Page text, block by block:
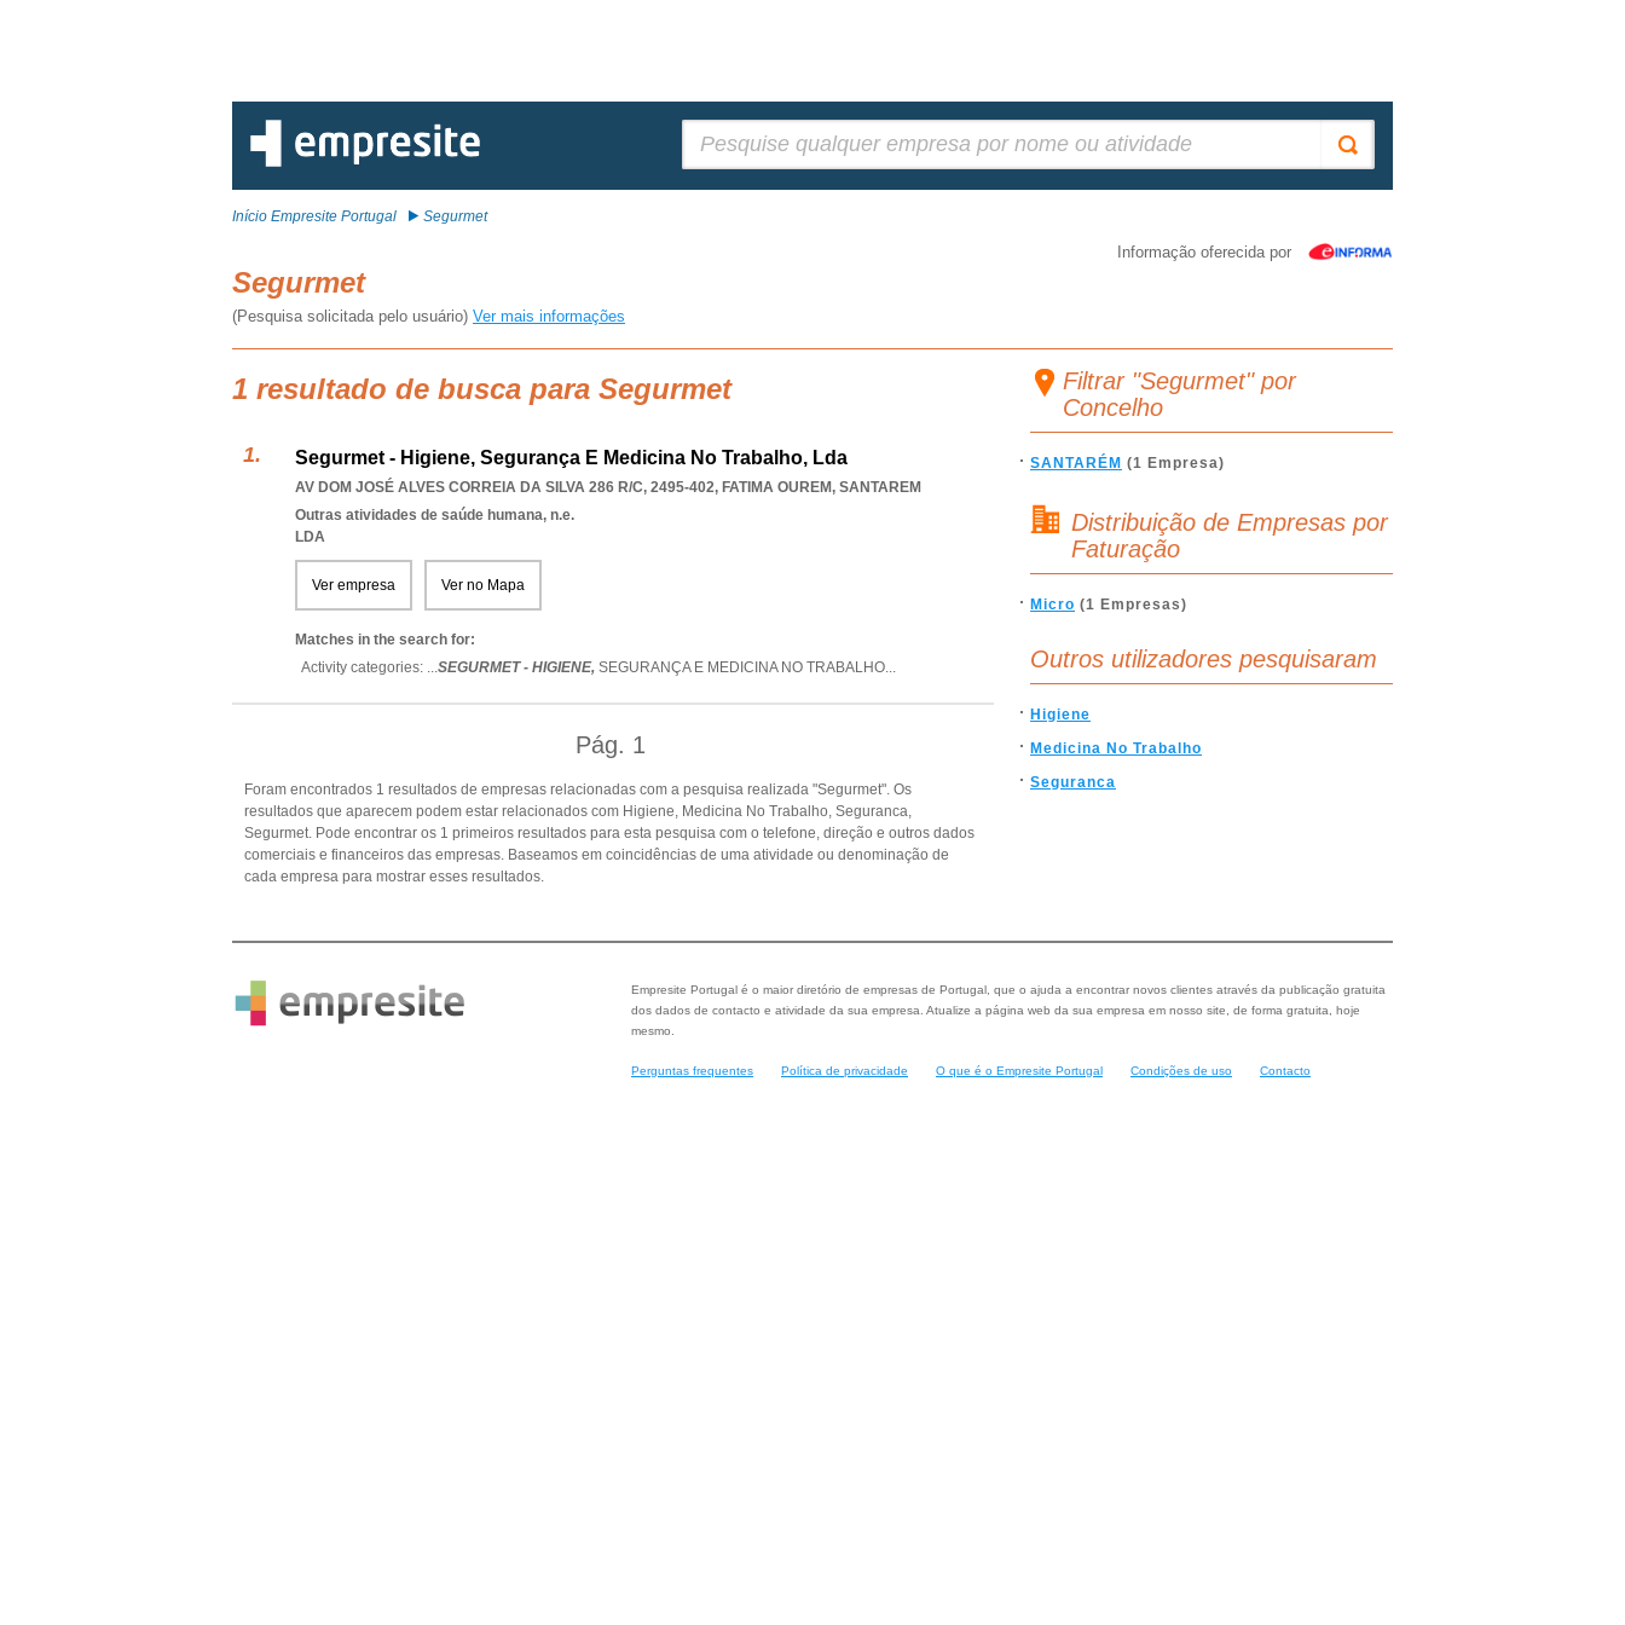
Início Empresite Portugal Segurmet
Informação oferecida por
Segurmet
(Pesquisa solicitada pelo usuário) Ver mais informações
1 resultado de busca para Segurmet
Segurmet - Higiene, Segurança E Medicina No Trabalho, Lda
AV DOM JOSÉ ALVES CORREIA DA SILVA 286 R/C, 2495-402, FATIMA OUREM, SANTAREM
Outras atividades de saúde humana, n.e.
LDA
Ver empresa Ver no Mapa
Matches in the search for:
Activity categories: ...SEGURMET - HIGIENE, SEGURANÇA E MEDICINA NO TRABALHO...
Pág. 1
Foram encontrados 1 resultados de empresas relacionadas com a pesquisa realizada "Segurmet". Os
resultados que aparecem podem estar relacionados com Higiene, Medicina No Trabalho, Seguranca,
Segurmet. Pode encontrar os 1 primeiros resultados para esta pesquisa com o telefone, direção e outros dados
comerciais e financeiros das empresas. Baseamos em coincidências de uma atividade ou denominação de
cada empresa para mostrar esses resultados.
Filtrar "Segurmet" por
Concelho
SANTARÉM (1 Empresa)
Distribuição de Empresas por
Faturação
Micro (1 Empresas)
Outros utilizadores pesquisaram
Higiene
Medicina No Trabalho
Seguranca
Empresite Portugal é o maior diretório de empresas de Portugal, que o ajuda a encontrar novos clientes através da publicação gratuita
dos dados de contacto e atividade da sua empresa. Atualize a página web da sua empresa em nosso site, de forma gratuita, hoje
mesmo.
Perguntas frequentes Política de privacidade O que é o Empresite Portugal Condições de uso Contacto